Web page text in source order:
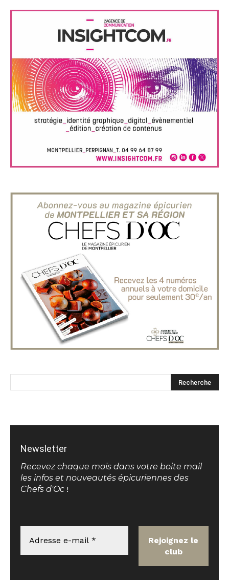
Newsletter
Recevez chaque mois dans votre boite mail
les infos et nouveautés épicuriennes des
Chefs d'Oc !